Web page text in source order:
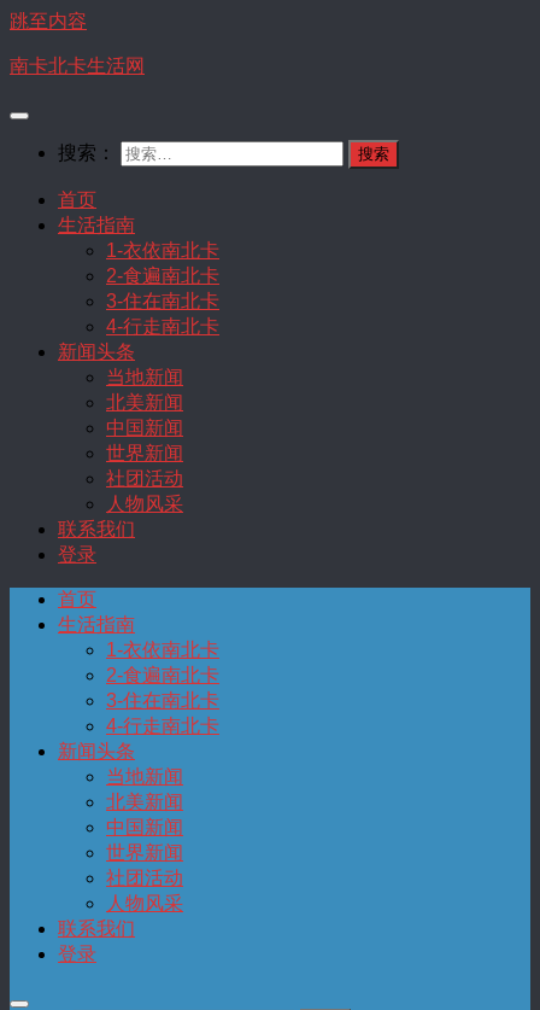
跳至内容
南卡北卡生活网
搜索：
首页
生活指南
1-衣依南北卡
2-食遍南北卡
3-住在南北卡
4-行走南北卡
新闻头条
当地新闻
北美新闻
中国新闻
世界新闻
社团活动
人物风采
联系我们
登录
首页
生活指南
1-衣依南北卡
2-食遍南北卡
3-住在南北卡
4-行走南北卡
新闻头条
当地新闻
北美新闻
中国新闻
世界新闻
社团活动
人物风采
联系我们
登录